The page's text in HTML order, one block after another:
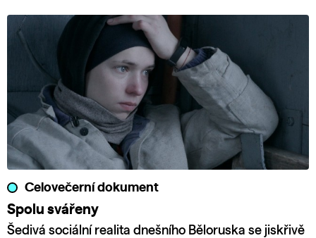
Celovečerní dokument
Spolu svářeny
Šedivá sociální realita dnešního Běloruska se jiskřivě